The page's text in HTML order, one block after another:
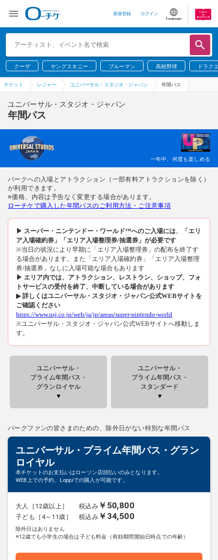
新規登録 ログイン
Language
クーザ ヤングスキニー ブルーマン 高校野球 ドラク
チケット レジャー ユニバーサル・スタジオ・ジャパン 年間パス
ユニバーサル・スタジオ・ジャパン
年間パス
一年中、何度も楽しめる
パークへの入場とアトラクション（一部有料アトラクションを除く）
が利用できます。
※価格、内容は予告なく変更する場合があります。
ローチケで購入した年間パスのご利用方法・ご注意事項
▶ スーパー・ニンテンドー・ワールド™へのご入場には、「エリ
ア入場確約券」「エリア入場整理券/抽選券」が必要です
※当日の状況により早期に「エリア入場整理券」の配布を終了す
る場合があります。また「エリア入場確約券」「エリア入場整理
券/抽選券」なしに入場可能な場合もあります
▶ エリア内では、アトラクション、レストラン、ショップ、フォ
トサービスの受付を終了、中断している場合があります
▶ 詳しくはユニバーサル・スタジオ・ジャパン公式WEBサイトを
ご確認ください
https://www.usj.co.jp/web/ja/jp/areas/super-nintendo-world
※ユニバーサル・スタジオ・ジャパン公式WEBサイトへ移動しま
す。
ユニバーサル・
プライム年間パス・
グランロイヤル
▼
ユニバーサル・
プライム年間パス・
スタンダード
▼
パークファンの皆さまのための、除外日がない特別な年間パス
ユニバーサル・プライム年間パス・グラン
ロイヤル
本チケットのお支払いはローソン店頭払いのみとなります。
WEB上での予約、Loppiでの購入が可能です。
大人［12歳以上］ 税込み ￥50,800
子ども［4～11歳］ 税込み ￥34,500
除外日はありません
※12歳でも小学生の場合は子ども料金（有効期間開始日時点での年齢）